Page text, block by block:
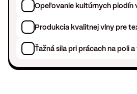
Opeľovanie kultúrnych plodín
Produkcia kvalitnej vlny pre
Ťažná sila pri prácach na poli